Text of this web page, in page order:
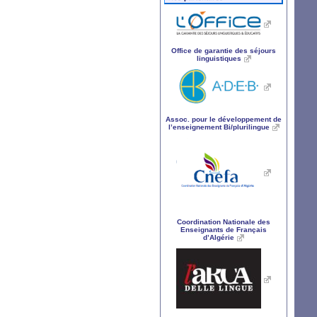
Office de garantie des séjours
linguistiques
Assoc. pour le développement de
l’enseignement Bi/plurilingue
Coordination Nationale des
Enseignants de Français
d’Algérie